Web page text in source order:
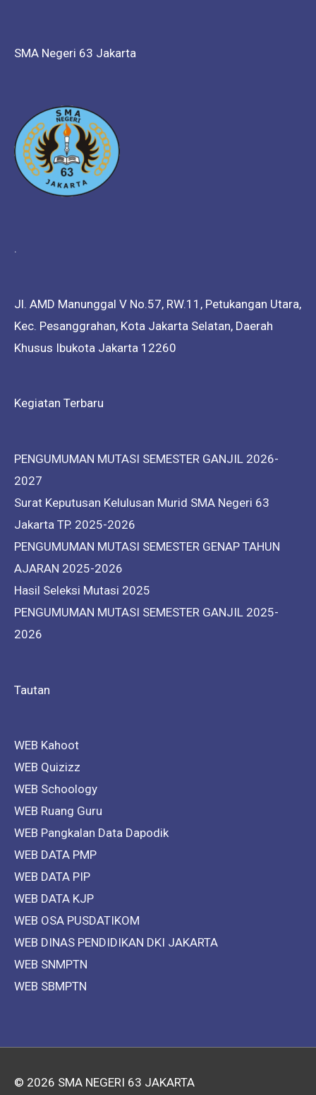
SMA Negeri 63 Jakarta
.
Jl. AMD Manunggal V No.57, RW.11, Petukangan Utara,
Kec. Pesanggrahan, Kota Jakarta Selatan, Daerah
Khusus Ibukota Jakarta 12260
Kegiatan Terbaru
PENGUMUMAN MUTASI SEMESTER GANJIL 2026-
2027
Surat Keputusan Kelulusan Murid SMA Negeri 63
Jakarta TP. 2025-2026
PENGUMUMAN MUTASI SEMESTER GENAP TAHUN
AJARAN 2025-2026
Hasil Seleksi Mutasi 2025
PENGUMUMAN MUTASI SEMESTER GANJIL 2025-
2026
Tautan
WEB Kahoot
WEB Quizizz
WEB Schoology
WEB Ruang Guru
WEB Pangkalan Data Dapodik
WEB DATA PMP
WEB DATA PIP
WEB DATA KJP
WEB OSA PUSDATIKOM
WEB DINAS PENDIDIKAN DKI JAKARTA
WEB SNMPTN
WEB SBMPTN
© 2026 SMA NEGERI 63 JAKARTA